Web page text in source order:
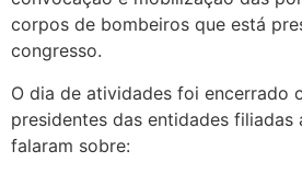
corpos de bombeiros que está
congresso.
O dia de atividades foi encerrado
presidentes das entidades filiadas
falaram sobre: